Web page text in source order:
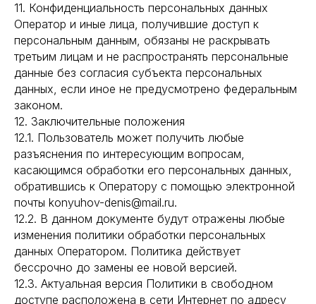
11. Конфиденциальность персональных данных
Оператор и иные лица, получившие доступ к
персональным данным, обязаны не раскрывать
третьим лицам и не распространять персональные
данные без согласия субъекта персональных
данных, если иное не предусмотрено федеральным
законом.
12. Заключительные положения
12.1. Пользователь может получить любые
разъяснения по интересующим вопросам,
касающимся обработки его персональных данных,
обратившись к Оператору с помощью электронной
почты konyuhov-denis@mail.ru.
12.2. В данном документе будут отражены любые
изменения политики обработки персональных
данных Оператором. Политика действует
бессрочно до замены ее новой версией.
12.3. Актуальная версия Политики в свободном
доступе расположена в сети Интернет по адресу